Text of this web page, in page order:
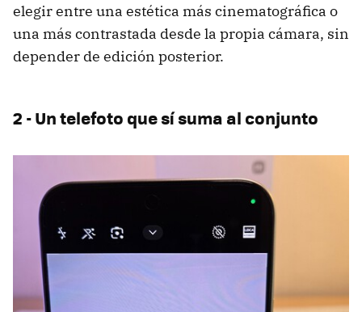
elegir entre una estética más cinematográfica o
una más contrastada desde la propia cámara, sin
depender de edición posterior.
2 - Un telefoto que sí suma al conjunto